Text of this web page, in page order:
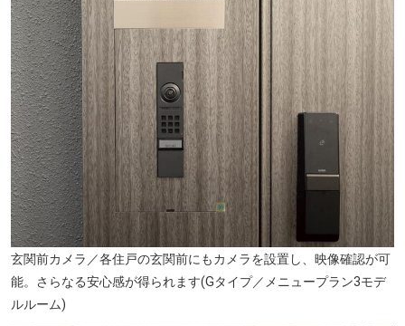
玄関前カメラ／各住戸の玄関前にもカメラを設置し、映像確認が可
能。さらなる安心感が得られます(Gタイプ／メニュープラン3モデ
ルルーム)